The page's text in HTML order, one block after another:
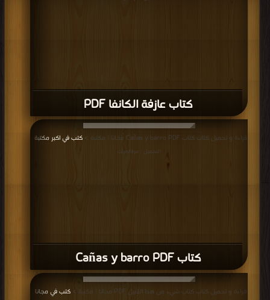
كتاب عازفة الكانفا PDF
كتاب Cañas y barro PDF
قراءة و تحميل كتاب كتاب Cañas y barro PDF مجانا | مكتبة > كتب في اكبر مكتبة
التحميل : مرة/مرات
قراءة و تحميل كتاب كتاب شيء من هذا القبيل PDF مجانا | مكتبة > كتب في مجانا